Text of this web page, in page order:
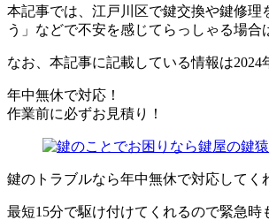
本記事では、江戸川区で鍵交換や鍵修
う」などで不安を感じてらっしゃる場合
なお、本記事に記載している情報は
年中無休で対応！
作業前に必ずお見積り！
鍵のトラブルなら年中無休で対応してく
最短15分で駆け付けてくれるので緊急時